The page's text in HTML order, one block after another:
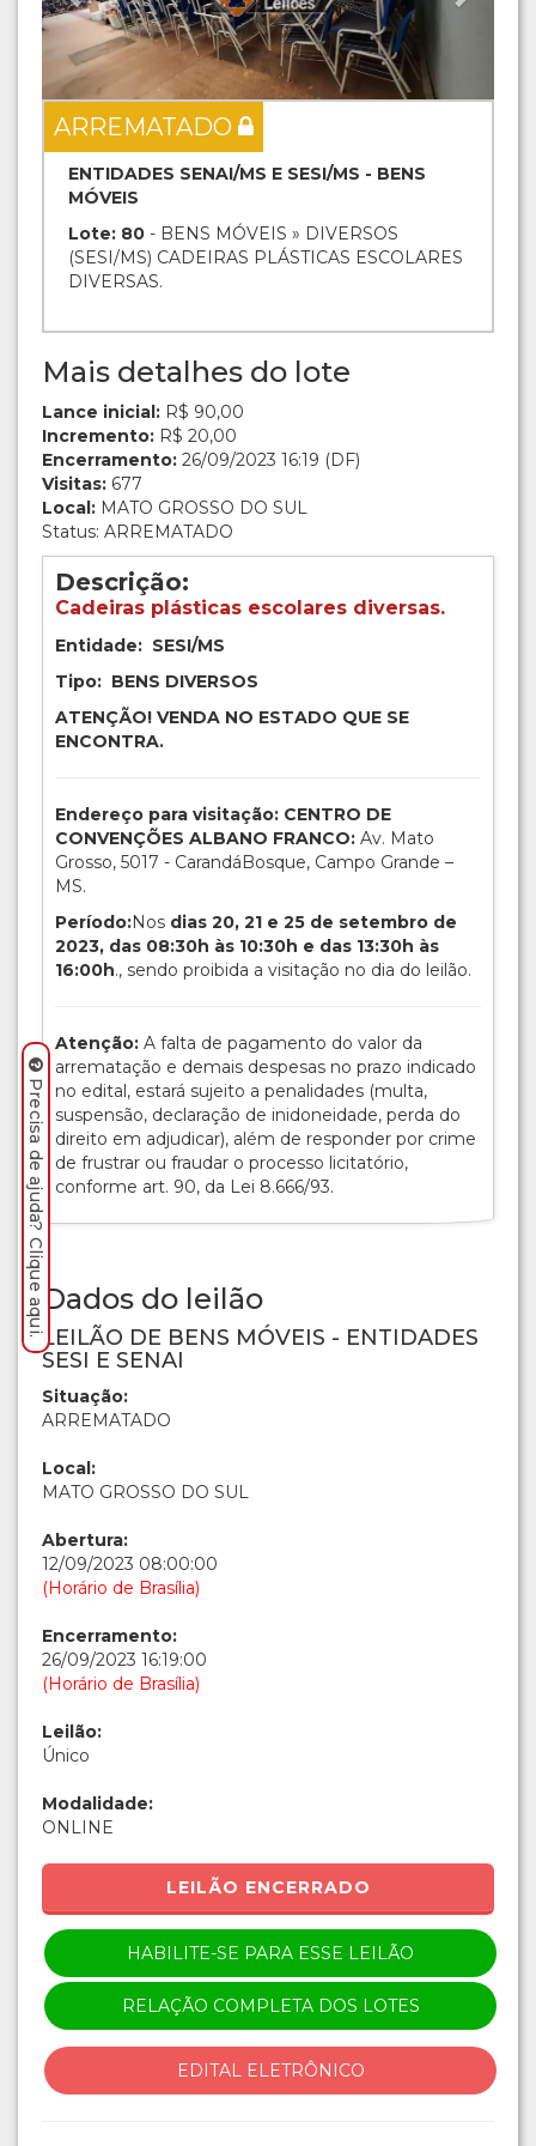
ARREMATADO
ENTIDADES SENAI/MS E SESI/MS - BENS
MÓVEIS
Lote: 80 - BENS MÓVEIS » DIVERSOS
(SESI/MS) CADEIRAS PLÁSTICAS ESCOLARES
DIVERSAS.
Mais detalhes do lote
Lance inicial: R$ 90,00
Incremento: R$ 20,00
Encerramento: 26/09/2023 16:19 (DF)
Visitas: 677
Local: MATO GROSSO DO SUL
Status: ARREMATADO
Descrição:
Cadeiras plásticas escolares diversas.
Entidade: SESI/MS
Tipo: BENS DIVERSOS
ATENÇÃO! VENDA NO ESTADO QUE SE
ENCONTRA.
Endereço para visitação: CENTRO DE
CONVENÇÕES ALBANO FRANCO: Av. Mato
Grosso, 5017 - CarandáBosque, Campo Grande –
MS.
Período:Nos dias 20, 21 e 25 de setembro de
2023, das 08:30h às 10:30h e das 13:30h às
16:00h., sendo proibida a visitação no dia do leilão.
Atenção: A falta de pagamento do valor da
arrematação e demais despesas no prazo indicado
no edital, estará sujeito a penalidades (multa,
suspensão, declaração de inidoneidade, perda do
direito em adjudicar), além de responder por crime
de frustrar ou fraudar o processo licitatório,
conforme art. 90, da Lei 8.666/93.
Dados do leilão
LEILÃO DE BENS MÓVEIS - ENTIDADES
SESI E SENAI
Situação:
ARREMATADO
Local:
MATO GROSSO DO SUL
Abertura:
12/09/2023 08:00:00
(Horário de Brasília)
Encerramento:
26/09/2023 16:19:00
(Horário de Brasília)
Leilão:
Único
Modalidade:
ONLINE
LEILÃO ENCERRADO
HABILITE-SE PARA ESSE LEILÃO
RELAÇÃO COMPLETA DOS LOTES
EDITAL ELETRÔNICO
Precisa de ajuda? Clique aqui.